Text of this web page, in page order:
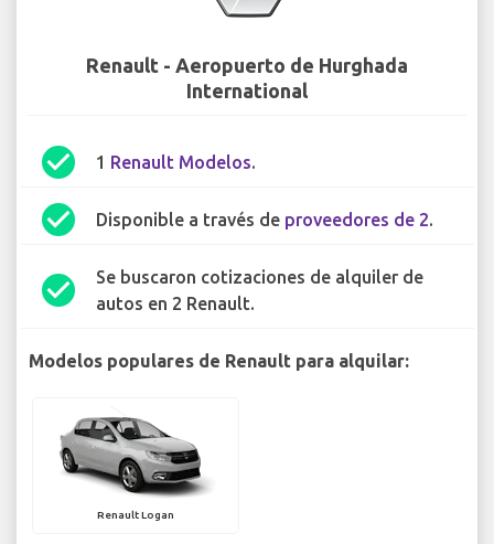
Renault - Aeropuerto de Hurghada
International
check_circle 1 Renault Modelos.
check_circle Disponible a través de proveedores de 2.
check_circle
Se buscaron cotizaciones de alquiler de
autos en 2 Renault.
Modelos populares de Renault para alquilar:
Renault Logan